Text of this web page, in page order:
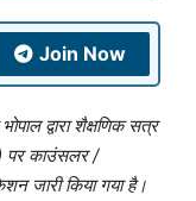
Join Now
द्वारा शैक्षणिक सत्र
काउंसलर /
जारी किया गया है।